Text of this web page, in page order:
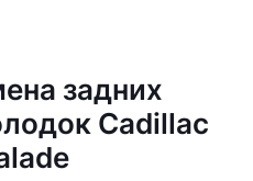
задних
Cadillac